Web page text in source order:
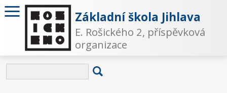
Základní škola Jihlava
E. Rošického 2, příspěvková
organizace